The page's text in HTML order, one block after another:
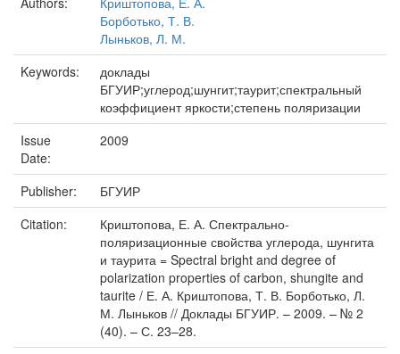
Борботько, Т. В.
Лыньков, Л. М.
Keywords:
доклады
БГУИР;углерод;шунгит;таурит;спектральный
коэффициент яркости;степень поляризации
Issue
Date:
2009
Publisher:
БГУИР
Citation:
Криштопова, Е. А. Спектрально-
поляризационные свойства углерода, шунгита
и таурита = Spectral bright and degree of
polarization properties of carbon, shungite and
taurite / Е. А. Криштопова, Т. В. Борботько, Л.
М. Лыньков // Доклады БГУИР. – 2009. – № 2
(40). – С. 23–28.